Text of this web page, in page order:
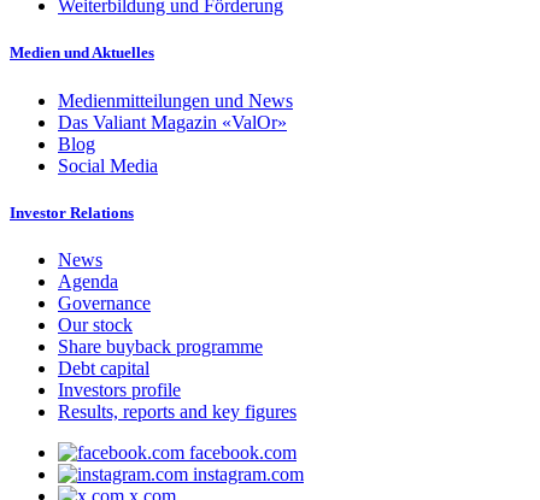
Weiterbildung und Förderung
Medien und Aktuelles
Medienmitteilungen und News
Das Valiant Magazin «ValOr»
Blog
Social Media
Investor Relations
News
Agenda
Governance
Our stock
Share buyback programme
Debt capital
Investors profile
Results, reports and key figures
facebook.com
instagram.com
x.com